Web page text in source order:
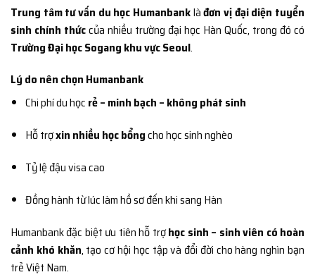
Trung tâm tư vấn du học Humanbanklàđơn vị đại diện tuyển
sinh chính thứccủa nhiều trường đại học Hàn Quốc, trong đó có
Trường Đại học Sogang khu vực Seoul.
Lý do nên chọn Humanbank
Chi phí du học rẻ – minh bạch – không phát sinh
Hỗ trợxin nhiều học bổngcho học sinh nghèo
Tỷ lệ đậu visa cao
Đồng hành từ lúc làm hồ sơ đến khi sang Hàn
Humanbank đặc biệt ưu tiên hỗ trợhọc sinh – sinh viên có hoàn
cảnh khó khăn, tạo cơ hội học tập và đổi đời cho hàng nghìn bạn
trẻ Việt Nam.